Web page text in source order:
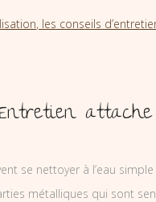
les conseils
se nettoyer à l’eau
métalliques qui sont